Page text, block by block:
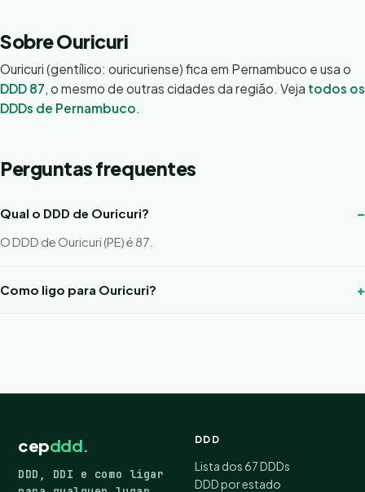
Sobre Ouricuri
Ouricuri (gentílico: ouricuriense) fica em Pernambuco e usa o
DDD 87, o mesmo de outras cidades da região. Veja todos os
DDDs de Pernambuco.
Perguntas frequentes
Qual o DDD de Ouricuri?
O DDD de Ouricuri (PE) é 87.
Como ligo para Ouricuri?
cepddd.
DDD, DDI e como ligar
DDD
Lista dos 67 DDDs
DDD por estado